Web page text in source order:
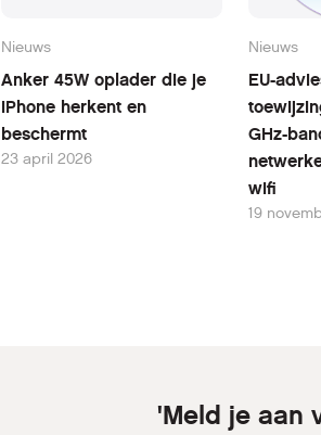
Nieuws
Anker 45W oplader die je
iPhone herkent en
beschermt
23 april 2026
Nieuws
EU-
GHz-
wifi
19
'Meld je aan